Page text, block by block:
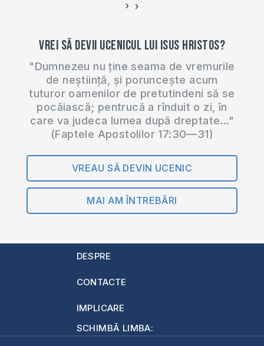
‹ ›
Vrei să devii ucenicul lui Isus Hristos?
"Dumnezeu nu ține seama de vremurile
de neștiință, și poruncește acum
tuturor oamenilor de pretutindeni să se
pocăiască; pentrucă a rînduit o zi, în
care va judeca lumea după dreptate..."
(Faptele Apostolilor 17:30—31)
VREAU SĂ DEVIN UCENIC
MAI AM ÎNTREBĂRI
DESPRE
CONTACTE
IMPLICARE
SCHIMBĂ LIMBA: